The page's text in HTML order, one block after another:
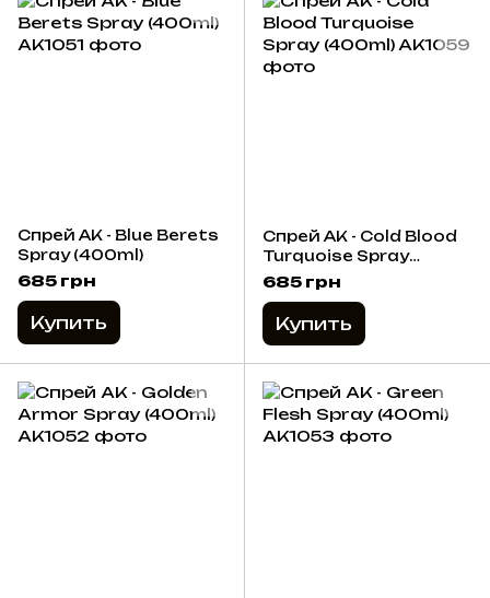
Спрей AK - Blue Berets
Spray (400ml)
685 грн
Купить
Спрей AK - Cold Blood
Turquoise Spray
(400ml)
685 грн
Купить